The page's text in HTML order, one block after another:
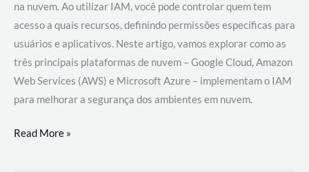
na nuvem. Ao utilizar IAM, você pode controlar quem tem
acesso a quais recursos, definindo permissões específicas para
usuários e aplicativos. Neste artigo, vamos explorar como as
três principais plataformas de nuvem – Google Cloud, Amazon
Web Services (AWS) e Microsoft Azure – implementam o IAM
para melhorar a segurança dos ambientes em nuvem.
Gerenciamento
Read More »